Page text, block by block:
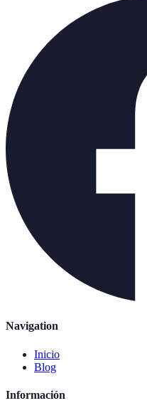
Navigation
Inicio
Blog
Información